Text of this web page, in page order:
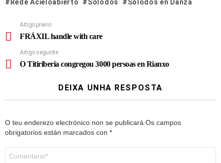
Rede Acieloabierto
Sólodos Sólodos en Danza
Artigo previo
FRÁXIL handle with care
Artigo seguinte
O Titiriberia congregou 3000 persoas en Rianxo
DEIXA UNHA RESPOSTA
O teu enderezo electrónico non se publicará Os campos
obrigatorios están marcados con *